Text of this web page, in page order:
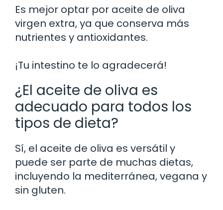
Es mejor optar por aceite de oliva
virgen extra, ya que conserva más
nutrientes y antioxidantes.
¡Tu intestino te lo agradecerá!
¿El aceite de oliva es
adecuado para todos los
tipos de dieta?
Sí, el aceite de oliva es versátil y
puede ser parte de muchas dietas,
incluyendo la mediterránea, vegana y
sin gluten.